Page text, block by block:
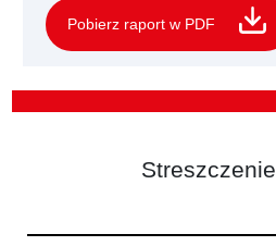
Pobierz raport w PDF
Streszczenie